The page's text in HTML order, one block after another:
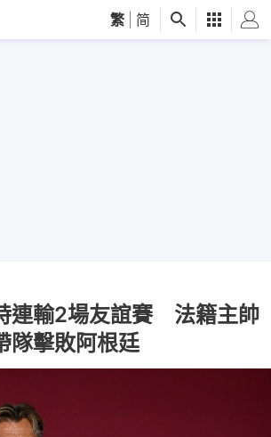
繁 简
連輸2場友誼賽 法籍主帥
擊敗阿根廷